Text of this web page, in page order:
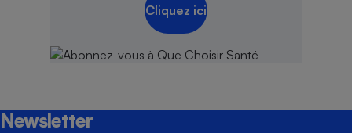
Cliquez ici
Newsletter